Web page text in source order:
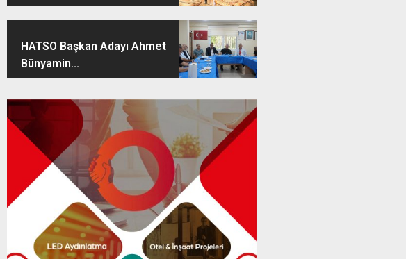
HATSO Başkan Adayı Ahmet
Bünyamin...